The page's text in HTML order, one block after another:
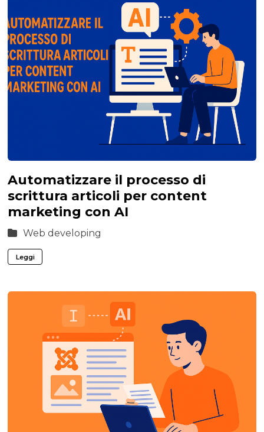
Automatizzare il processo di
scrittura articoli per content
marketing con AI
Web developing
Leggi